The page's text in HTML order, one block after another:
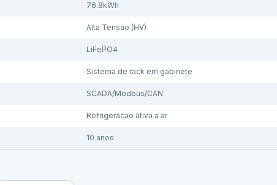
76.8kWh
Alta Tensao (HV)
LiFePO4
Sistema de rack em gabinete
SCADA/Modbus/CAN
Refrigeracao ativa a ar
10 anos